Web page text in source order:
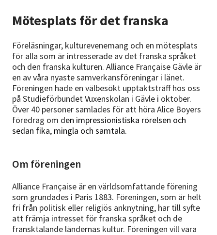
Mötesplats för det franska
Föreläsningar, kulturevenemang och en mötesplats
för alla som är intresserade av det franska språket
och den franska kulturen. Alliance Française Gävle är
en av våra nyaste samverkansföreningar i länet.
Föreningen hade en välbesökt upptaktsträff hos oss
på Studieförbundet Vuxenskolan i Gävle i oktober.
Över 40 personer samlades för att höra Alice Boyers
föredrag om den impressionistiska rörelsen och
sedan fika, mingla och samtala.
Om föreningen
Alliance Française är en världsomfattande förening
som grundades i Paris 1883. Föreningen, som är helt
fri från politisk eller religiös anknytning, har till syfte
att främja intresset för franska språket och de
fransktalande ländernas kultur. Föreningen vill vara